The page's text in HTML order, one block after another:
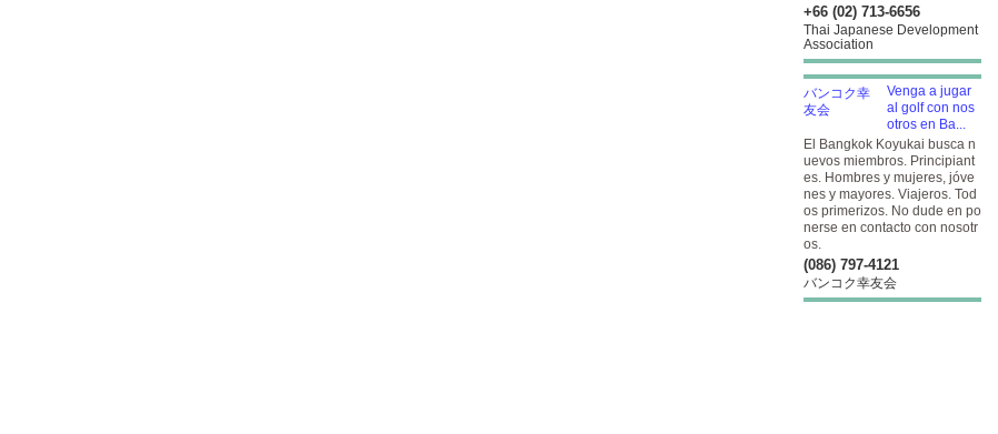
+66 (02) 713-6656
Thai Japanese Development
Association
Venga a jugar
al golf con nos
otros en Ba...
El Bangkok Koyukai busca n
uevos miembros. Principiant
es. Hombres y mujeres, jóve
nes y mayores. Viajeros. Tod
os primerizos. No dude en po
nerse en contacto con nosotr
os.
(086) 797-4121
バンコク幸友会